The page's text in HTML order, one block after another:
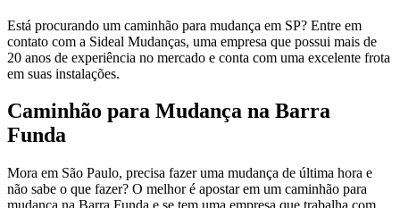
Está procurando um caminhão para mudança em SP? Entre em
contato com a Sideal Mudanças, uma empresa que possui mais de
20 anos de experiência no mercado e conta com uma excelente frota
em suas instalações.
Caminhão para Mudança na Barra
Funda
Mora em São Paulo, precisa fazer uma mudança de última hora e
não sabe o que fazer? O melhor é apostar em um caminhão para